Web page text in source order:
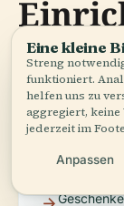
Eine kleine
Streng
funktioniert.
helfen uns zu
aggregiert, keine
jederzeit im
Anpassen